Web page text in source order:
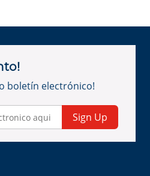
boletín electrónico!
Sign Up